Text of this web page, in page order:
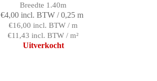
Breedte 1.40m
€4,00 incl. BTW / 0,25 m
€16,00 incl. BTW / m
€11,43 incl. BTW / m²
Uitverkocht